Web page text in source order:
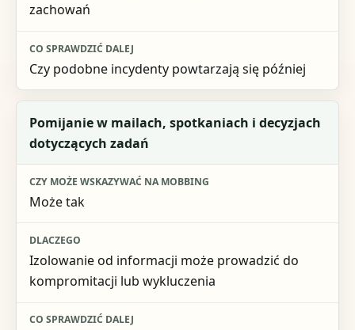
zachowań
Czy podobne incydenty powtarzają się później
Pomijanie w mailach, spotkaniach i decyzjach
dotyczących zadań
Może tak
Izolowanie od informacji może prowadzić do
kompromitacji lub wykluczenia